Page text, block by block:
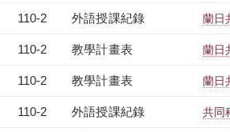
110-2 外語授課紀錄 蘭日
110-2 教學計畫表 蘭日
110-2 教學計畫表 蘭日
110-2 外語授課紀錄 共同